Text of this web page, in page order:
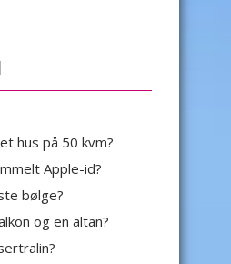
hus på 50 kvm?
Apple-id?
bølge?
og en altan?